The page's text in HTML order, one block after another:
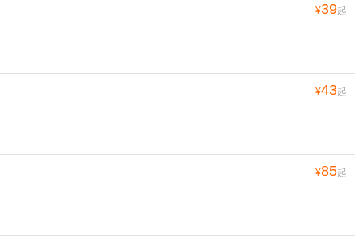
¥39起
¥43起
¥85起